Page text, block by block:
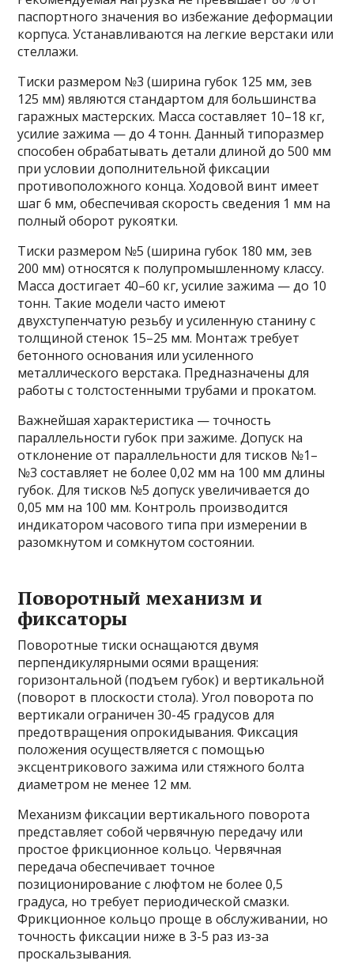
паспортного значения во избежание деформации
корпуса. Устанавливаются на легкие верстаки или
стеллажи.
Тиски размером №3 (ширина губок 125 мм, зев
125 мм) являются стандартом для большинства
гаражных мастерских. Масса составляет 10–18 кг,
усилие зажима — до 4 тонн. Данный типоразмер
способен обрабатывать детали длиной до 500 мм
при условии дополнительной фиксации
противоположного конца. Ходовой винт имеет
шаг 6 мм, обеспечивая скорость сведения 1 мм на
полный оборот рукоятки.
Тиски размером №5 (ширина губок 180 мм, зев
200 мм) относятся к полупромышленному классу.
Масса достигает 40–60 кг, усилие зажима — до 10
тонн. Такие модели часто имеют
двухступенчатую резьбу и усиленную станину с
толщиной стенок 15–25 мм. Монтаж требует
бетонного основания или усиленного
металлического верстака. Предназначены для
работы с толстостенными трубами и прокатом.
Важнейшая характеристика — точность
параллельности губок при зажиме. Допуск на
отклонение от параллельности для тисков №1–
№3 составляет не более 0,02 мм на 100 мм длины
губок. Для тисков №5 допуск увеличивается до
0,05 мм на 100 мм. Контроль производится
индикатором часового типа при измерении в
разомкнутом и сомкнутом состоянии.
Поворотный механизм и
фиксаторы
Поворотные тиски оснащаются двумя
перпендикулярными осями вращения:
горизонтальной (подъем губок) и вертикальной
(поворот в плоскости стола). Угол поворота по
вертикали ограничен 30-45 градусов для
предотвращения опрокидывания. Фиксация
положения осуществляется с помощью
эксцентрикового зажима или стяжного болта
диаметром не менее 12 мм.
Механизм фиксации вертикального поворота
представляет собой червячную передачу или
простое фрикционное кольцо. Червячная
передача обеспечивает точное
позиционирование с люфтом не более 0,5
градуса, но требует периодической смазки.
Фрикционное кольцо проще в обслуживании, но
точность фиксации ниже в 3-5 раз из-за
проскальзывания.